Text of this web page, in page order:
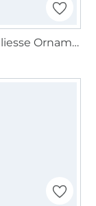
Metallschliesse Ornament, altsilber